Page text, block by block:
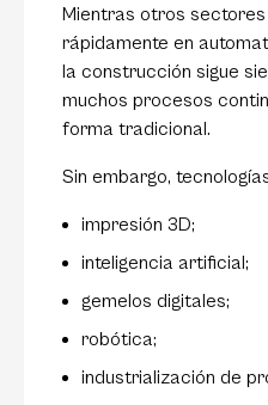
Mientras otros sectores
rápidamente en
la construcción sigue
muchos procesos
forma tradicional.
Sin embargo,
impresión 3D;
inteligencia artificial;
gemelos digitales;
robótica;
industrialización de